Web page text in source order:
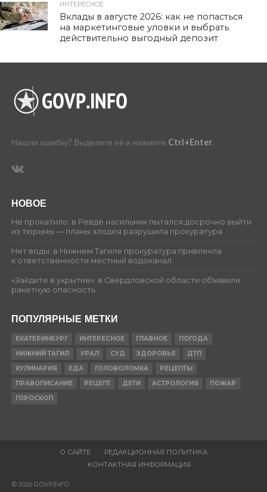
448
ИНТЕРЕСНОЕ
Вклады в августе 2026: как не попасться
на маркетинговые уловки и выбрать
действительно выгодный депозит
Нашли ошибку? Выделите её и нажмите Ctrl+Enter.
НОВОЕ
Не прокатило: в Ревде насильник пытался досрочно выйти
из тюрьмы — планы злодея разрушила прокуратура
Нет воды: в Нижнем Тагиле прокуратура привлекла
к ответственности местный водоканал
«Зайдите в укрытие»: в Свердловской области объявили
ракетную опасность
ПОПУЛЯРНЫЕ МЕТКИ
ЕКАТЕРИНБУРГ ИНТЕРЕСНОЕ ГЛАВНОЕ
ПОГОДА
НИЖНИЙ ТАГИЛ
УРАЛ СУД ЗДОРОВЬЕ
ДТП
КУЛИНАРИЯ
ЕДА ГОЛОВОЛОМКА
РЕЦЕПТЫ
ПРАВОПИСАНИЕ
РЕЦЕПТ ДЕТИ АСТРОЛОГИЯ
ПОЖАР
ГОРОСКОП
О САЙТЕ
РЕДАКЦИОННАЯ ПОЛИТИКА
КОНТАКТНАЯ ИНФОРМАЦИЯ
© 2026 GOVP.INFO